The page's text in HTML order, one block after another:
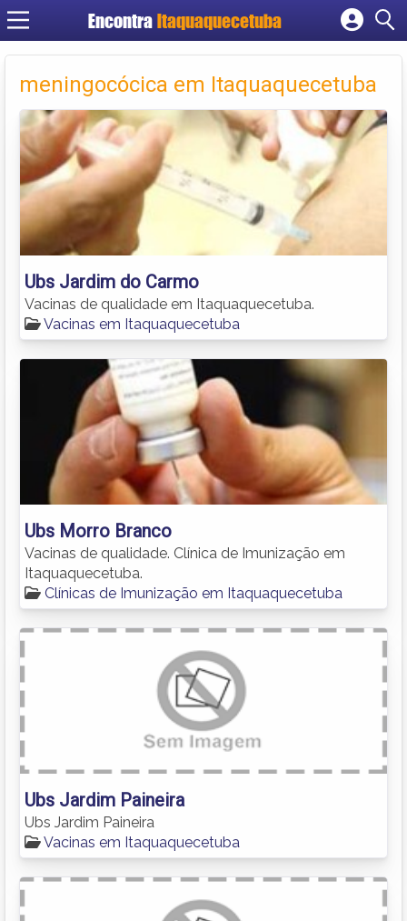
Encontra Itaquaquecetuba
Cadastrar empresa
Criar conta
meningocócica em Itaquaquecetuba
Ubs Jardim do Carmo
Vacinas de qualidade em Itaquaquecetuba.
Vacinas em Itaquaquecetuba
Ubs Morro Branco
Vacinas de qualidade. Clínica de Imunização em
Itaquaquecetuba.
Clínicas de Imunização em Itaquaquecetuba
Ubs Jardim Paineira
Ubs Jardim Paineira
Vacinas em Itaquaquecetuba